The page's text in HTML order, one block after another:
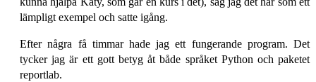
lämpligt exempel och satte igång.
Efter några få timmar hade jag ett fungerande program. Det
tycker jag är ett gott betyg åt både språket Python och paketet
reportlab.